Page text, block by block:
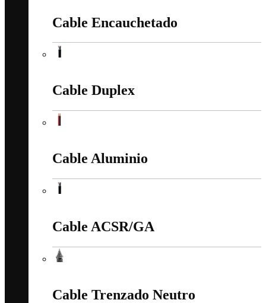
Cable Encauchetado
Cable Duplex
Cable Aluminio
Cable ACSR/GA
Cable Trenzado Neutro